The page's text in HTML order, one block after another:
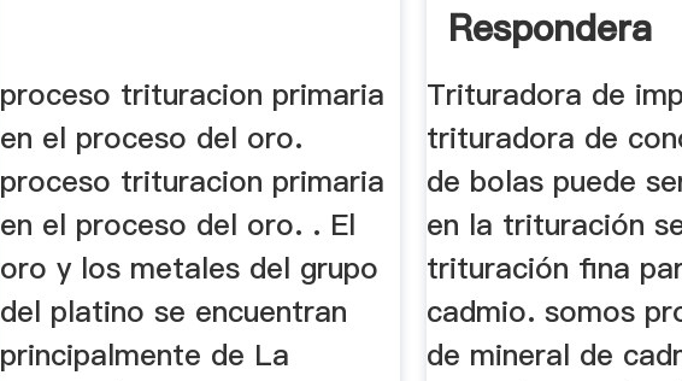
proceso trituracion primaria
en el proceso del oro.
proceso trituracion primaria
en el proceso del oro. . El
oro y los metales del grupo
del platino se encuentran
principalmente de La
Respondera
Trituradora de
trituradora de
de bolas puede
en la trituración
trituración fina
cadmio. somos
de mineral de